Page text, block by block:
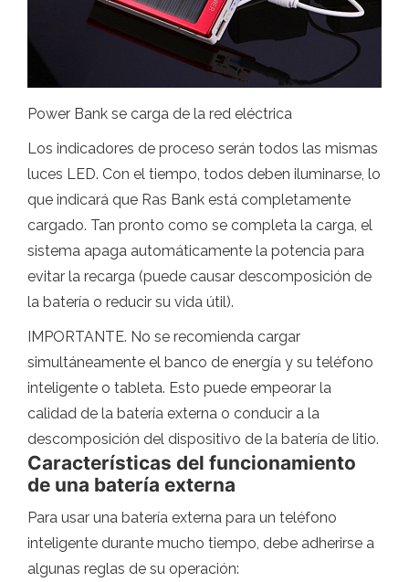
Power Bank se carga de la red eléctrica
Los indicadores de proceso serán todos las mismas
luces LED. Con el tiempo, todos deben iluminarse, lo
que indicará que Ras Bank está completamente
cargado. Tan pronto como se completa la carga, el
sistema apaga automáticamente la potencia para
evitar la recarga (puede causar descomposición de
la batería o reducir su vida útil).
IMPORTANTE. No se recomienda cargar
simultáneamente el banco de energía y su teléfono
inteligente o tableta. Esto puede empeorar la
calidad de la batería externa o conducir a la
descomposición del dispositivo de la batería de litio.
Características del funcionamiento
de una batería externa
Para usar una batería externa para un teléfono
inteligente durante mucho tiempo, debe adherirse a
algunas reglas de su operación: